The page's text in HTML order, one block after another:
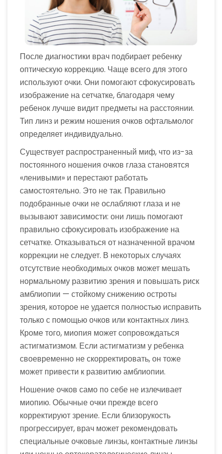
После диагностики врач подбирает ребенку
оптическую коррекцию. Чаще всего для этого
используют очки. Они помогают сфокусировать
изображение на сетчатке, благодаря чему
ребенок лучше видит предметы на расстоянии.
Тип линз и режим ношения очков офтальмолог
определяет индивидуально.
Существует распространенный миф, что из-за
постоянного ношения очков глаза становятся
«ленивыми» и перестают работать
самостоятельно. Это не так. Правильно
подобранные очки не ослабляют глаза и не
вызывают зависимости: они лишь помогают
правильно сфокусировать изображение на
сетчатке. Отказываться от назначенной врачом
коррекции не следует. В некоторых случаях
отсутствие необходимых очков может мешать
нормальному развитию зрения и повышать риск
амблиопии — стойкому снижению остроты
зрения, которое не удается полностью исправить
только с помощью очков или контактных линз.
Кроме того, миопия может сопровождаться
астигматизмом. Если астигматизм у ребенка
своевременно не скорректировать, он тоже
может привести к развитию амблиопии.
Ношение очков само по себе не излечивает
миопию. Обычные очки прежде всего
корректируют зрение. Если близорукость
прогрессирует, врач может рекомендовать
специальные очковые линзы, контактные линзы